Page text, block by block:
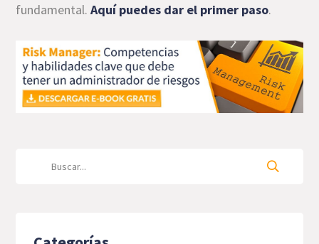
fundamental.Aquí puedes dar el primer paso.